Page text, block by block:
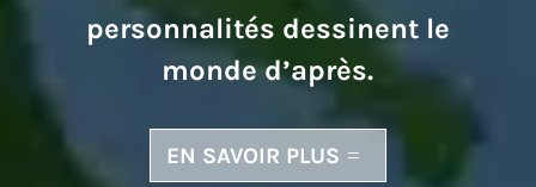
personnalités dessinent le
monde d’après.
EN SAVOIR PLUS